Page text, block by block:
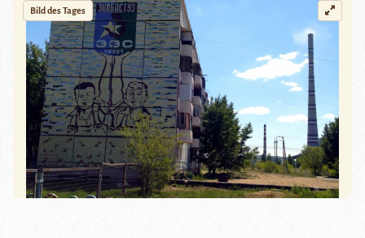
Bild des Tages